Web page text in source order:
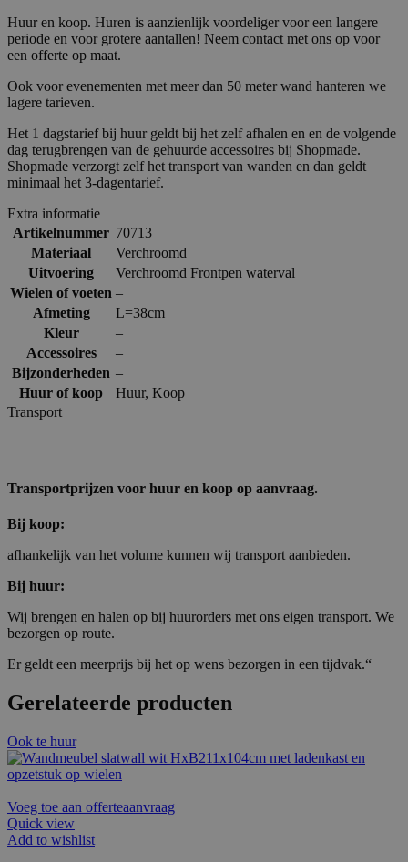
Huur en koop. Huren is aanzienlijk voordeliger voor een langere
periode en voor grotere aantallen! Neem contact met ons op voor
een offerte op maat.
Ook voor evenementen met meer dan 50 meter wand hanteren we
lagere tarieven.
Het 1 dagstarief bij huur geldt bij het zelf afhalen en en de volgende
dag terugbrengen van de gehuurde accessoires bij Shopmade.
Shopmade verzorgt zelf het transport van wanden en dan geldt
minimaal het 3-dagentarief.
Extra informatie
Artikelnummer 70713
Materiaal
Verchroomd
Uitvoering
Verchroomd Frontpen waterval
Wielen of voeten –
Afmeting
L=38cm
Kleur
–
Accessoires
–
Bijzonderheden –
Huur of koop
Huur, Koop
Transport
Transportprijzen voor huur en koop op aanvraag.
Bij koop:
afhankelijk van het volume kunnen wij transport aanbieden.
Bij huur:
Wij brengen en halen op bij huurorders met ons eigen transport. We
bezorgen op route.
Er geldt een meerprijs bij het op wens bezorgen in een tijdvak.“
Gerelateerde producten
Ook te huur
Voeg toe aan offerteaanvraag
Quick view
Add to wishlist